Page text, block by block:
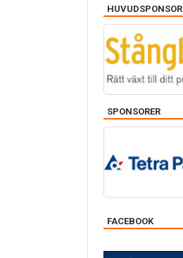
HUVUDSPONSOR
SPONSORER
FACEBOOK